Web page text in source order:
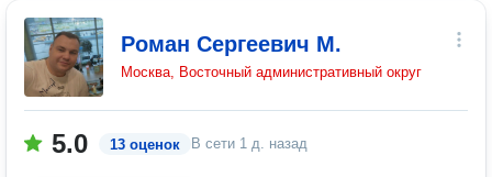
Роман Сергеевич М.
Москва, Восточный административный округ
5.0 13 оценок В сети 1 д. назад